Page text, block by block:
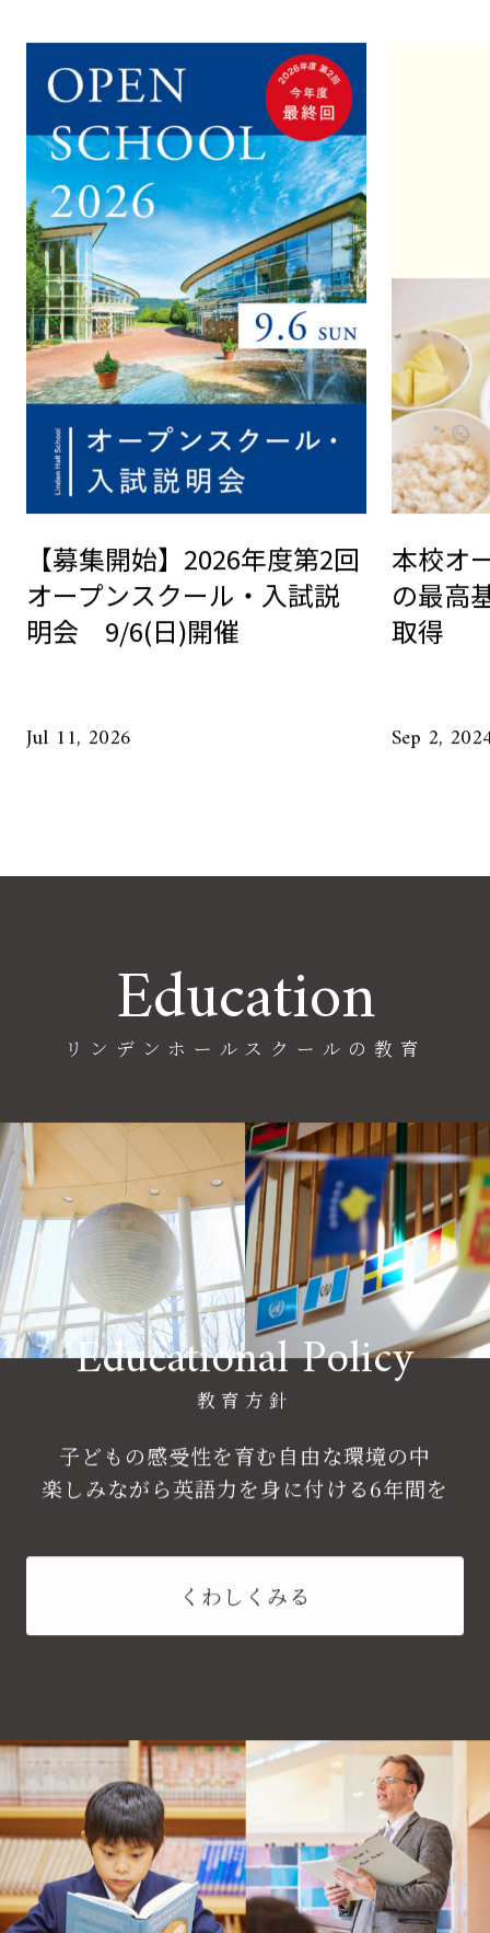
【募集開始】2026年度第2回
オープンスクール・入試説
明会 9/6(日)開催
Jul 11, 2026
本校オ
の最高
取得
Sep 2,
Education
リンデンホールスクールの教育
Educational Policy
教育方針
子どもの感受性を育む自由な環境の中
楽しみながら英語力を身に付ける6年間を
くわしくみる